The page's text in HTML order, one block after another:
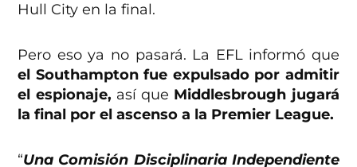
Hull City en la final.
Pero eso ya no pasará. La EFL informó que
el Southampton fue expulsado por admitir
el espionaje, así que Middlesbrough jugará
la final por el ascenso a la Premier League.
“Una Comisión Disciplinaria Independiente